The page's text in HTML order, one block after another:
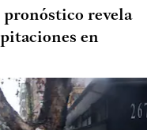
revela
en